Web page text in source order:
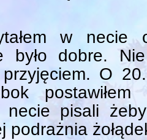
w
było dobre.
O
necie pisali
podrażnia